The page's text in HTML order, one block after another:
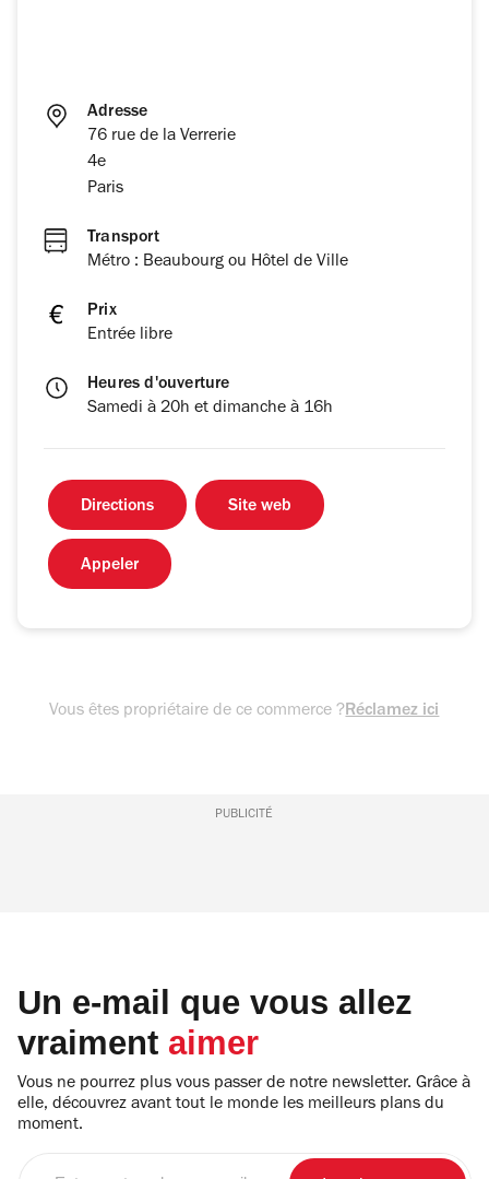
Adresse
76 rue de la Verrerie
4e
Paris
Transport
Métro : Beaubourg ou Hôtel de Ville
Prix
Entrée libre
Heures d'ouverture
Samedi à 20h et dimanche à 16h
Directions Site web
Appeler
Vous êtes propriétaire de ce commerce ?Réclamez ici
PUBLICITÉ
Un e-mail que vous allez
vraiment aimer
Vous ne pourrez plus vous passer de notre newsletter. Grâce à
elle, découvrez avant tout le monde les meilleurs plans du
moment.
Entrez